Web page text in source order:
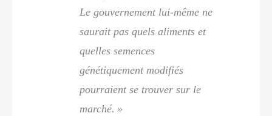
Le gouvernement lui-même ne
saurait pas quels aliments et
quelles semences
génétiquement modifiés
pourraient se trouver sur le
marché. »